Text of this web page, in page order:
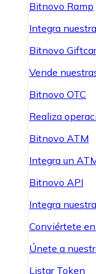
Bitnovo Ramp
Integra
Bitnovo
Vende
Bitnovo OTC
Realiza
Bitnovo ATM
Integra un
Bitnovo API
Integra
Conviértete
Únete a
Listar Token